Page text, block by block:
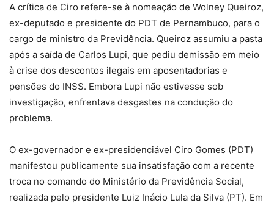
A crítica de Ciro refere-se à nomeação de Wolney Queiroz,
ex-deputado e presidente do PDT de Pernambuco, para o
cargo de ministro da Previdência. Queiroz assumiu a pasta
após a saída de Carlos Lupi, que pediu demissão em meio
à crise dos descontos ilegais em aposentadorias e
pensões do INSS. Embora Lupi não estivesse sob
investigação, enfrentava desgastes na condução do
problema.
O ex-governador e ex-presidenciável Ciro Gomes (PDT)
manifestou publicamente sua insatisfação com a recente
troca no comando do Ministério da Previdência Social,
realizada pelo presidente Luiz Inácio Lula da Silva (PT). Em